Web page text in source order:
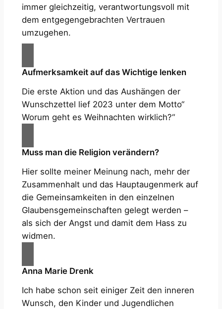
immer gleichzeitig, verantwortungsvoll mit
dem entgegengebrachten Vertrauen
umzugehen.
Aufmerksamkeit auf das Wichtige lenken
Die erste Aktion und das Aushängen der
Wunschzettel lief 2023 unter dem Motto“
Worum geht es Weihnachten wirklich?“
Muss man die Religion verändern?
Hier sollte meiner Meinung nach, mehr der
Zusammenhalt und das Hauptaugenmerk auf
die Gemeinsamkeiten in den einzelnen
Glaubensgemeinschaften gelegt werden –
als sich der Angst und damit dem Hass zu
widmen.
Anna Marie Drenk
Ich habe schon seit einiger Zeit den inneren
Wunsch, den Kinder und Jugendlichen